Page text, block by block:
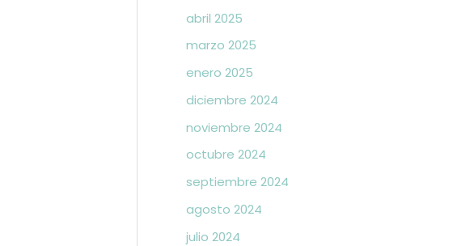
abril 2025
marzo 2025
enero 2025
diciembre 2024
noviembre 2024
octubre 2024
septiembre 2024
agosto 2024
julio 2024